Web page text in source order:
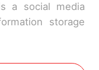
a social media
storage